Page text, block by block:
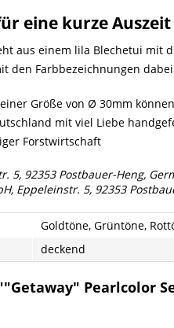
eine kurze
aus einem lila Blechetui mit
den Farbbezeichnungen
Größe von Ø 30mm
mit viel Liebe
Forstwirtschaft
5, 92353 Postbauer-Heng,
Eppeleinstr. 5, 92353
Goldtöne, Grüntöne,
deckend
Pearlcolor